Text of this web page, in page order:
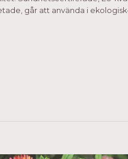
går att använda i